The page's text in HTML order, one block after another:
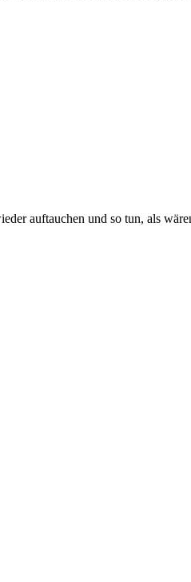
auftauchen und so tun, als